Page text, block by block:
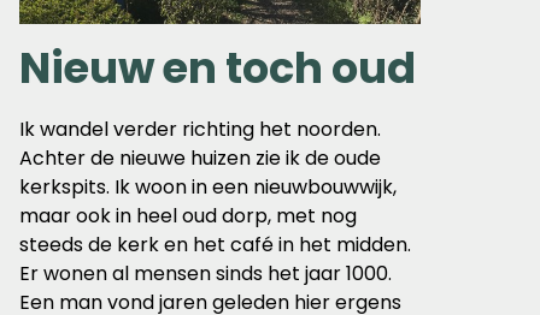
Nieuw en toch oud
Ik wandel verder richting het noorden.
Achter de nieuwe huizen zie ik de oude
kerkspits. Ik woon in een nieuwbouwwijk,
maar ook in heel oud dorp, met nog
steeds de kerk en het café in het midden.
Er wonen al mensen sinds het jaar 1000.
Een man vond jaren geleden hier ergens